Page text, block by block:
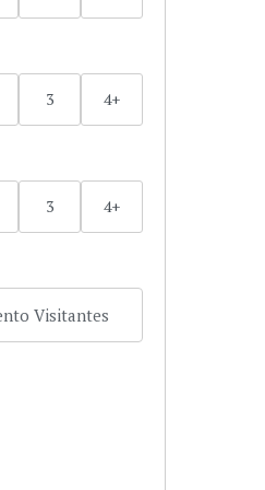
3 4+
3 4+